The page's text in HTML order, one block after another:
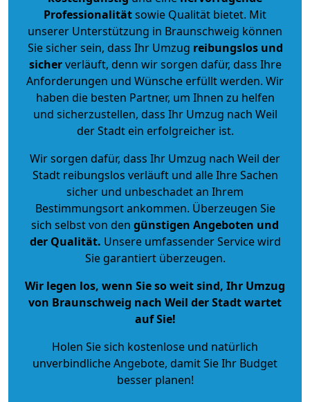
Professionalitätsowie Qualität bietet. Mit
unserer Unterstützung in Braunschweig können
Sie sicher sein, dass Ihr Umzug reibungslos und
sicherverläuft, denn wir sorgen dafür, dass Ihre
Anforderungen und Wünsche erfüllt werden. Wir
haben die besten Partner, um Ihnen zu helfen
und sicherzustellen, dass Ihr Umzug nach Weil
der Stadt ein erfolgreicher ist.
Wir sorgen dafür, dass Ihr Umzug nach Weil der
Stadt reibungslos verläuft und alle Ihre Sachen
sicher und unbeschadet an Ihrem
Bestimmungsort ankommen. Überzeugen Sie
sich selbst von den günstigen Angeboten und
der Qualität. Unsere umfassender Service wird
Sie garantiert überzeugen.
Wir legen los, wenn Sie so weit sind, Ihr Umzug
von Braunschweig nach Weil der Stadt wartet
auf Sie!
Holen Sie sich kostenlose und natürlich
unverbindliche Angebote, damit Sie Ihr Budget
besser planen!